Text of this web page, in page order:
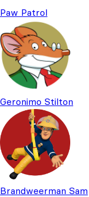
Paw Patrol
Geronimo Stilton
Brandweerman Sam